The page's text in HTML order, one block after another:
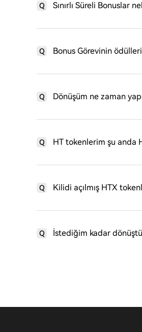
Q Sınırlı Süreli Bonuslar
Q Bonus Görevinin
Q Dönüşüm ne zaman
Q HT tokenlerim şu anda
Q Kilidi açılmış HTX
Q İstediğim kadar